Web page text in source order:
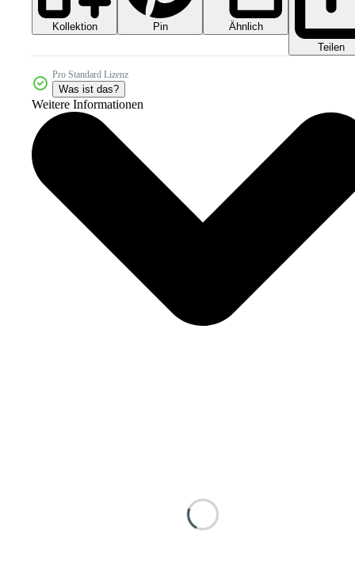
Kollektion Pin
Ähnlich
Teilen
Pro Standard Lizenz
Was ist das?
Weitere Informationen